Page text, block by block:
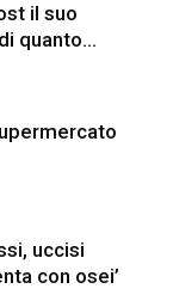
il suo
quanto...
uccisi
con osei’